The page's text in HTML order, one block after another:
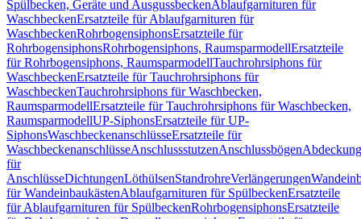
Spülbecken, Geräte und AusgussbeckenAblaufgarnituren für
WaschbeckenErsatzteile für Ablaufgarnituren für
WaschbeckenRohrbogensiphonsErsatzteile für
RohrbogensiphonsRohrbogensiphons, RaumsparmodellErsatzteile
für Rohrbogensiphons, RaumsparmodellTauchrohrsiphons für
WaschbeckenErsatzteile für Tauchrohrsiphons für
WaschbeckenTauchrohrsiphons für Waschbecken,
RaumsparmodellErsatzteile für Tauchrohrsiphons für Waschbecken,
RaumsparmodellUP-SiphonsErsatzteile für UP-
SiphonsWaschbeckenanschlüsseErsatzteile für
WaschbeckenanschlüsseAnschlussstutzenAnschlussbögen
für
AnschlüsseDichtungenLöthülsenStandrohreVerlängerungen
für WandeinbaukästenAblaufgarnituren für SpülbeckenErsatzteile
für Ablaufgarnituren für SpülbeckenRohrbogensiphonsErsatzteile